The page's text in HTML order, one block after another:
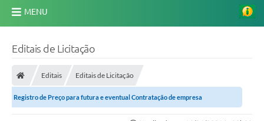
MENU
Diário Oficial
Editais de Licitação
Editais Editais de Licitação
Registro de Preço para futura e eventual Contratação de empresa